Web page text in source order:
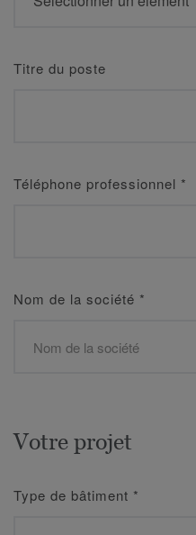
Titre du poste
Téléphone professionnel *
Nom de la société *
Votre projet
Type de bâtiment *